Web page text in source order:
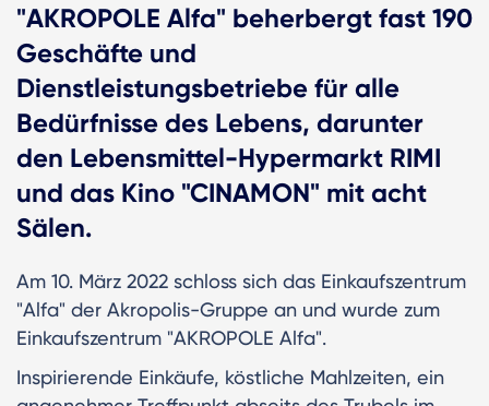
"AKROPOLE Alfa" beherbergt fast 190
Geschäfte und
Dienstleistungsbetriebe für alle
Bedürfnisse des Lebens, darunter
den Lebensmittel-Hypermarkt RIMI
und das Kino "CINAMON" mit acht
Sälen.
Am 10. März 2022 schloss sich das Einkaufszentrum
"Alfa" der Akropolis-Gruppe an und wurde zum
Einkaufszentrum "AKROPOLE Alfa".
Inspirierende Einkäufe, köstliche Mahlzeiten, ein